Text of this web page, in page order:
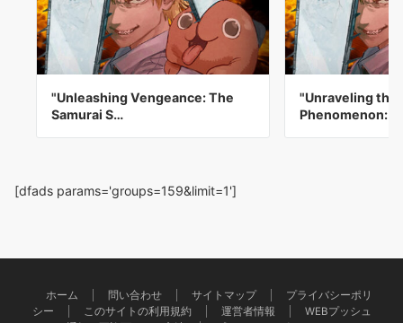
"Unleashing Vengeance: The
Samurai S…
"Unraveling the
Phenomenon:
[dfads params='groups=159&limit=1']
ホーム 問い合わせ サイトマップ
プライバシーポリ
シー
このサイトの利用規約 運営者情報
WEBプッシュ